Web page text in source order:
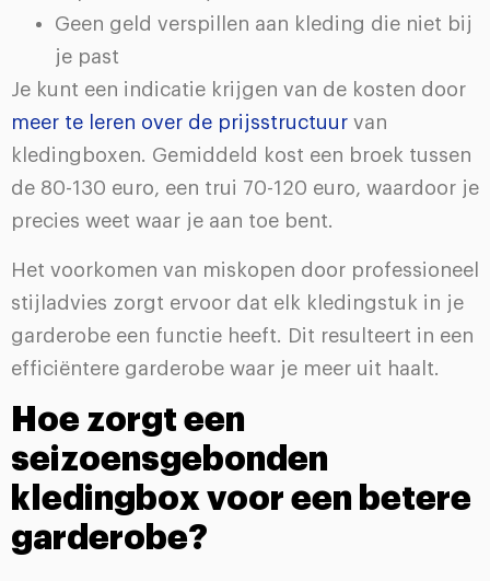
Geen geld verspillen aan kleding die niet bij
je past
Je kunt een indicatie krijgen van de kosten door
meer te leren over de prijsstructuur van
kledingboxen. Gemiddeld kost een broek tussen
de 80-130 euro, een trui 70-120 euro, waardoor je
precies weet waar je aan toe bent.
Het voorkomen van miskopen door professioneel
stijladvies zorgt ervoor dat elk kledingstuk in je
garderobe een functie heeft. Dit resulteert in een
efficiëntere garderobe waar je meer uit haalt.
Hoe zorgt een
seizoensgebonden
kledingbox voor een betere
garderobe?